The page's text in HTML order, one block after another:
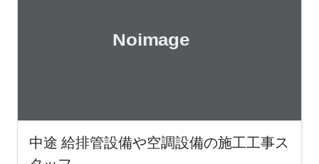
中途 給排管設備や空調設備の施工工事ス